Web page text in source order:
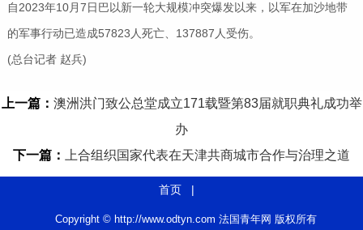
自2023年10月7日巴以新一轮大规模冲突爆发以来，以军在加沙地带
的军事行动已造成57823人死亡、137887人受伤。
(总台记者 赵兵)
上一篇： 澳洲洪门致公总堂成立171载暨第83届就职典礼成功举
办
下一篇：
上合组织国家代表在天津共商城市合作与治理之道
首页 |
Copyright © http://www.odtyn.com 法国青年网 版权所有